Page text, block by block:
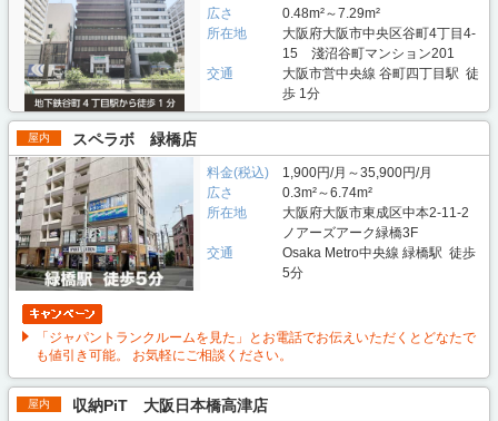
広さ
0.48m²～7.29m²
所在地
大阪府大阪市中央区谷町4丁目4-
15 淺沼谷町マンション201
交通
大阪市営中央線 谷町四丁目駅 徒
歩 1分
屋内 スペラボ 緑橋店
料金(税込)
1,900円/月～35,900円/月
広さ
0.3m²～6.74m²
所在地
大阪府大阪市東成区中本2-11-2
ノアーズアーク緑橋3F
交通
Osaka Metro中央線 緑橋駅 徒歩
5分
「ジャパントランクルームを見た」とお電話でお伝えいただくとどなたで
も値引き可能。 お気軽にご相談ください。
屋内 収納PiT 大阪日本橋高津店